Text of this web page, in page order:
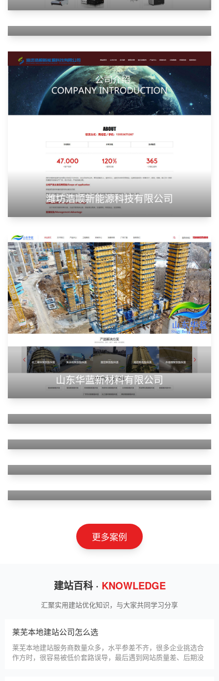
潍坊浩顺新能源科技有限公司
山东华蓝新材料有限公司
更多案例
建站百科 · KNOWLEDGE
汇聚实用建站优化知识，与大家共同学习分享
莱芜本地建站公司怎么选
莱芜本地建站服务商数量众多，水平参差不齐，很多企业挑选合
作方时，很容易被低价套路误导，最后遇到网站质量差、后期没